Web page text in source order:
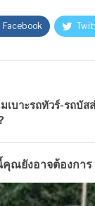
Facebook
เบาะรถทัวร์-รถบั
ณยังอาจต้องการ